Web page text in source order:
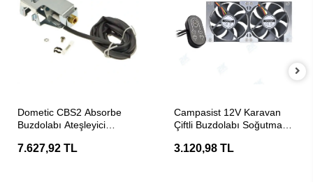
Dometic CBS2 Absorbe
Buzdolabı Ateşleyici
7.627,92 TL
Campasist 12V Karavan
Çiftli Buzdolabı Soğutma
3.120,98 TL